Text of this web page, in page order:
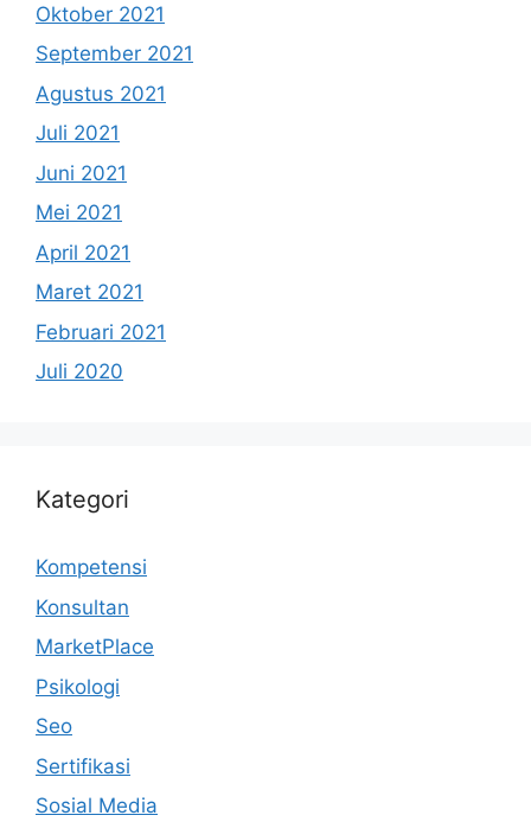
Oktober 2021
September 2021
Agustus 2021
Juli 2021
Juni 2021
Mei 2021
April 2021
Maret 2021
Februari 2021
Juli 2020
Kategori
Kompetensi
Konsultan
MarketPlace
Psikologi
Seo
Sertifikasi
Sosial Media